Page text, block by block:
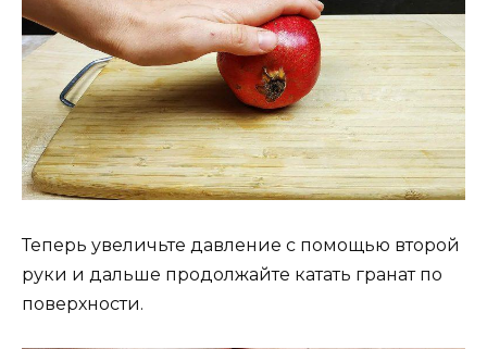
Теперь увеличьте давление с помощью второй
руки и дальше продолжайте катать гранат по
поверхности.